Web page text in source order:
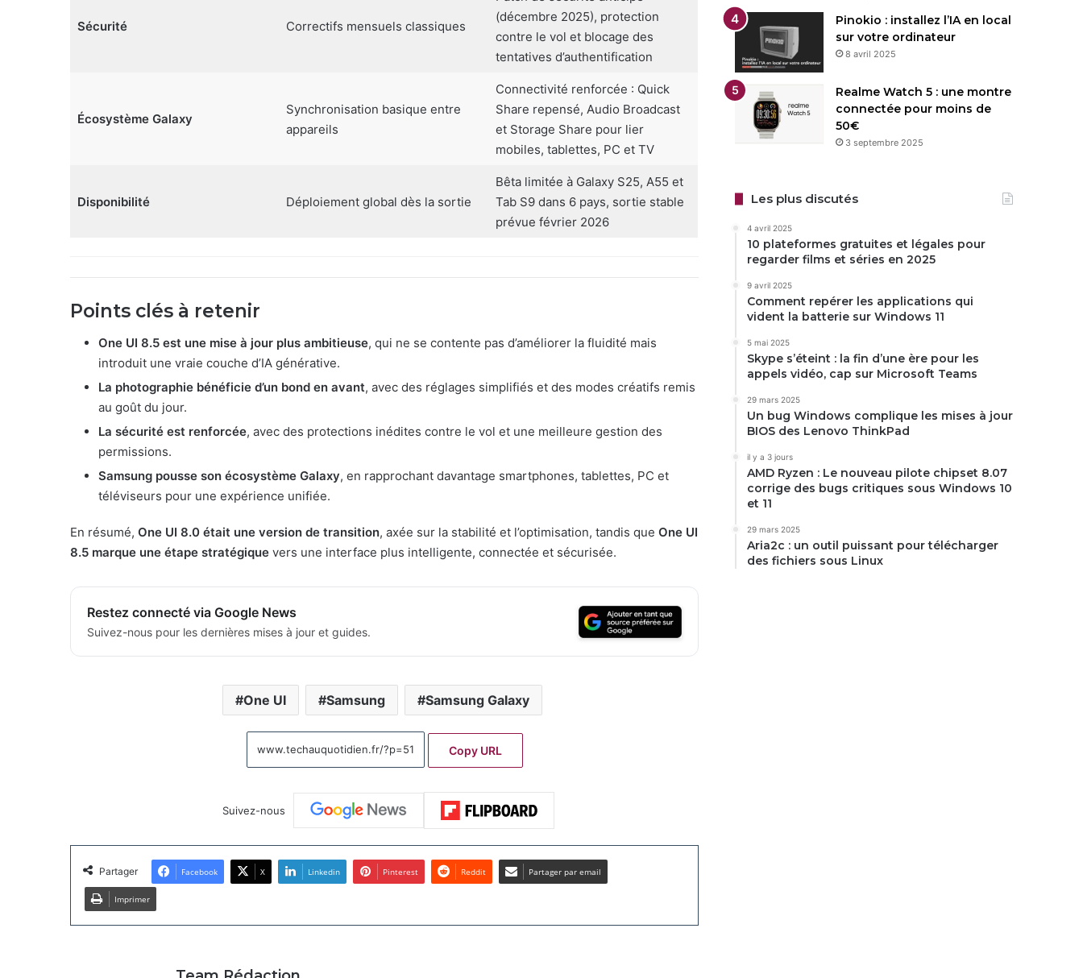
Sécurité Correctifs mensuels classiques
(décembre 2025), protection
contre le vol et blocage des
tentatives d’authentification
Écosystème Galaxy
Synchronisation basique entre
appareils
Connectivité renforcée : Quick
Share repensé, Audio Broadcast
et Storage Share pour lier
mobiles, tablettes, PC et TV
Disponibilité Déploiement global dès la sortie
Bêta limitée à Galaxy S25, A55 et
Tab S9 dans 6 pays, sortie stable
prévue février 2026
Points clés à retenir
One UI 8.5 est une mise à jour plus ambitieuse, qui ne se contente pas d’améliorer la fluidité mais
introduit une vraie couche d’IA générative.
La photographie bénéficie d’un bond en avant, avec des réglages simplifiés et des modes créatifs remis
au goût du jour.
La sécurité est renforcée, avec des protections inédites contre le vol et une meilleure gestion des
permissions.
Samsung pousse son écosystème Galaxy, en rapprochant davantage smartphones, tablettes, PC et
téléviseurs pour une expérience unifiée.
En résumé, One UI 8.0 était une version de transition, axée sur la stabilité et l’optimisation, tandis que One UI
8.5 marque une étape stratégique vers une interface plus intelligente, connectée et sécurisée.
Restez connecté via Google News
Suivez-nous pour les dernières mises à jour et guides.
One UI Samsung Samsung Galaxy
Copy URL
Suivez-nous
Partager Facebook X Linkedin Pinterest Reddit Partager par email
Imprimer
Pinokio : installez l’IA en local
sur votre ordinateur
8 avril 2025
Realme Watch 5 : une montre
connectée pour moins de
50€
3 septembre 2025
Les plus discutés
4 avril 2025
10 plateformes gratuites et légales pour
regarder films et séries en 2025
9 avril 2025
Comment repérer les applications qui
vident la batterie sur Windows 11
5 mai 2025
Skype s’éteint : la fin d’une ère pour les
appels vidéo, cap sur Microsoft Teams
29 mars 2025
Un bug Windows complique les mises à jour
BIOS des Lenovo ThinkPad
il y a 3 jours
AMD Ryzen : Le nouveau pilote chipset 8.07
corrige des bugs critiques sous Windows 10
et 11
29 mars 2025
Aria2c : un outil puissant pour télécharger
des fichiers sous Linux